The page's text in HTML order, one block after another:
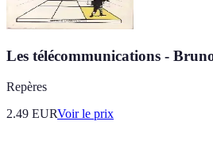
Les télécommunications -
Repères
2.49 EURVoir le prix